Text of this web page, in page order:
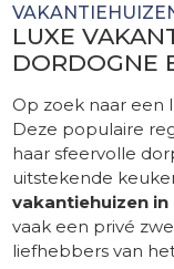
LUXE
DORDOGNE
Op zoek naar een
Deze populaire
haar sfeervolle
uitstekende
vakantiehuizen
vaak een privé
liefhebbers van